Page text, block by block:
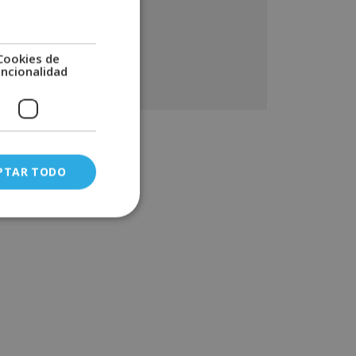
Puede ejercitar sus derechos
suficientemente, dirigiéndose a la
info@grupoinenka.lat. Para más información
comercial (vía telefónica y/o email):
de
TODO